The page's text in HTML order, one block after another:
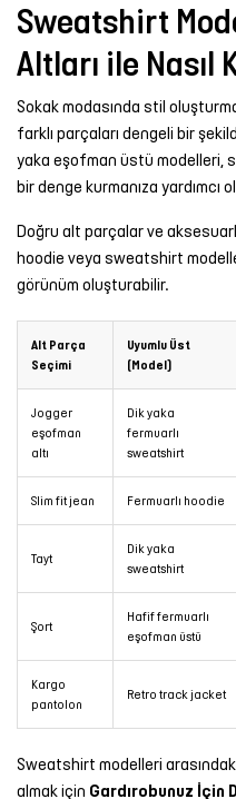
Sweatshirt
Altları ile
Sokak modasında stil
farklı parçaları dengeli bir
yaka eşofman üstü modelleri,
bir denge kurmanıza yardımcı
Doğru alt parçalar ve
hoodie veya sweatshirt
görünüm oluşturabilir.
Alt Parça
Seçimi
Uyumlu Üst
(Model)
Jogger
eşofman
altı
Dik yaka
fermuarlı
sweatshirt
Slim fit jean Fermuarlı hoodie
Tayt
Dik yaka
sweatshirt
Şort
Hafif fermuarlı
eşofman üstü
Kargo
pantolon
Retro track jacket
Sweatshirt modelleri
almak için Gardırobunuz İçin